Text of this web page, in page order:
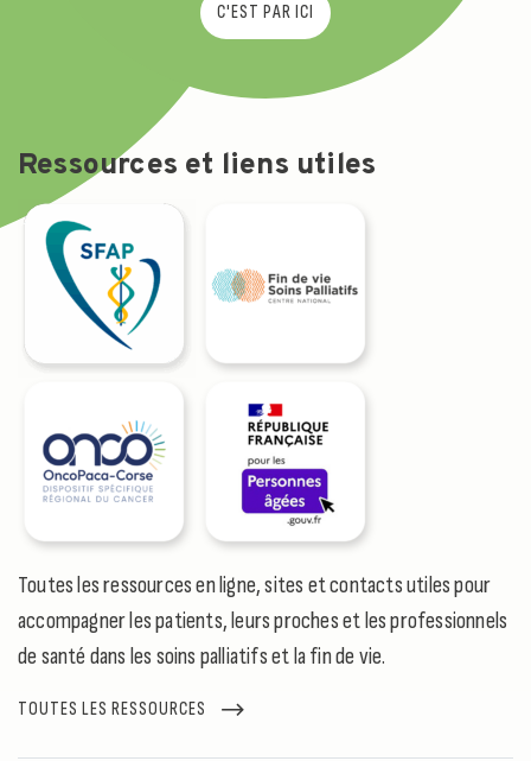
C'EST PAR ICI
Ressources et liens utiles
Toutes les ressources en ligne, sites et contacts utiles pour
accompagner les patients, leurs proches et les professionnels
de santé dans les soins palliatifs et la fin de vie.
TOUTES LES RESSOURCES